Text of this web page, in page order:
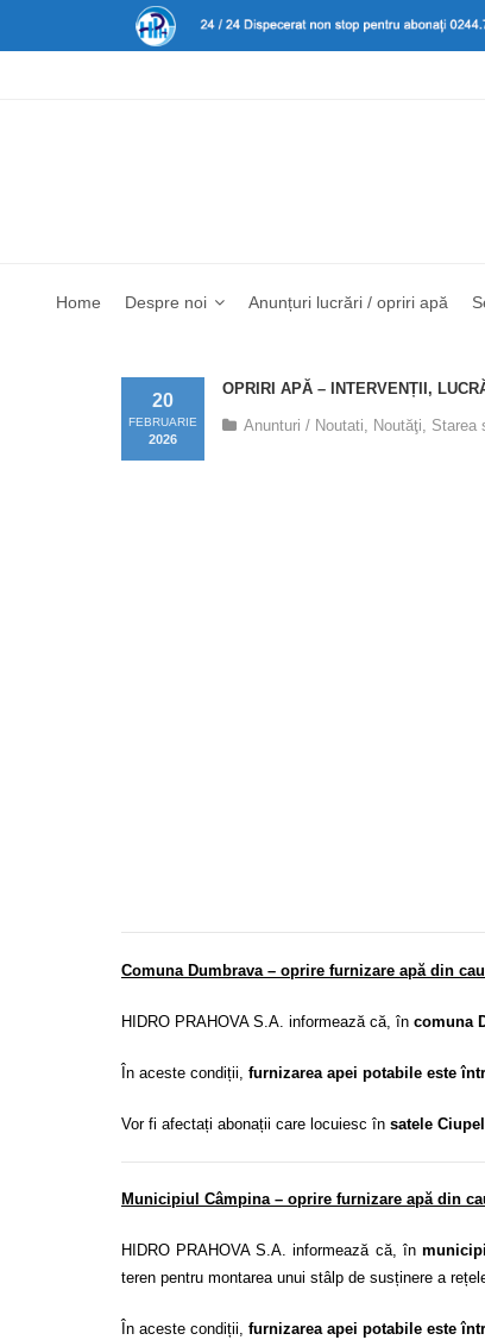
Home Despre noi Anunțuri lucrări / opriri apă
OPRIRI APĂ – INTERVENȚII,
20
FEBRUARIE
2026
Anunturi / Noutati Noutăţi Starea
Comuna Dumbrava – oprire furnizare apă din
HIDRO PRAHOVA S.A. informează că, în comuna
În aceste condiții, furnizarea apei potabile este
Vor fi afectați abonații care locuiesc în satele
Municipiul Câmpina – oprire furnizare apă din
HIDRO PRAHOVA S.A. informează că, în
teren pentru montarea unui stâlp de susținere a
În aceste condiții, furnizarea apei potabile este